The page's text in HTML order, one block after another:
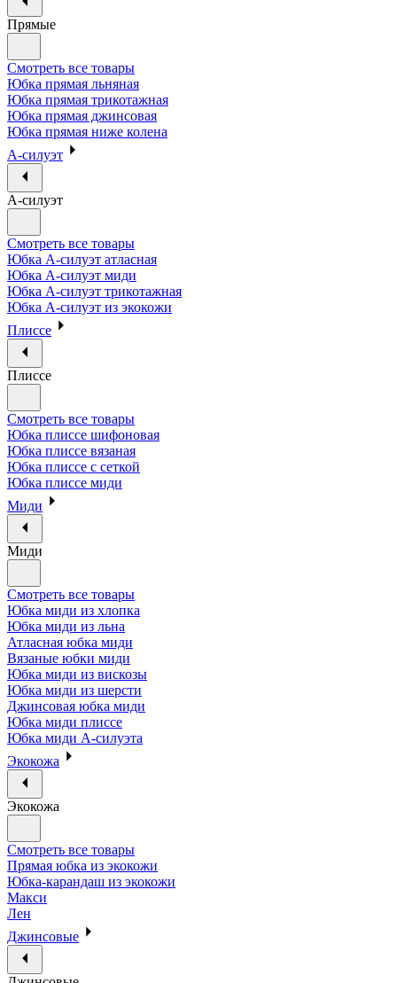
Прямые
Смотреть все товары
Юбка прямая льняная
Юбка прямая трикотажная
Юбка прямая джинсовая
Юбка прямая ниже колена
А-силуэт
А-силуэт
Смотреть все товары
Юбка А-силуэт атласная
Юбка А-силуэт миди
Юбка А-силуэт трикотажная
Юбка А-силуэт из экокожи
Плиссе
Плиссе
Смотреть все товары
Юбка плиссе шифоновая
Юбка плиссе вязаная
Юбка плиссе с сеткой
Юбка плиссе миди
Миди
Миди
Смотреть все товары
Юбка миди из хлопка
Юбка миди из льна
Атласная юбка миди
Вязаные юбки миди
Юбка миди из вискозы
Юбка миди из шерсти
Джинсовая юбка миди
Юбка миди плиссе
Юбка миди А-силуэта
Экокожа
Экокожа
Смотреть все товары
Прямая юбка из экокожи
Юбка-карандаш из экокожи
Макси
Лен
Джинсовые